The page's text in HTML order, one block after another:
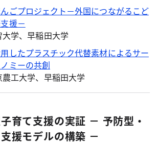
ごプロジェクト－外国につながるこど
援－
大学、早稲田大学
したプラスチック代替素材によるサー
ミーの共創
農工大学、早稲田大学
育て支援の実証 － 予防型・
援モデルの構築 －